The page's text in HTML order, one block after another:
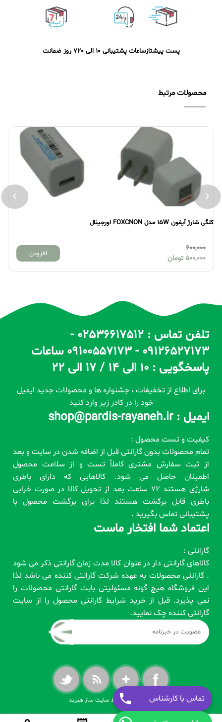
پست پیشتازساعات پشتیبانی 10 الی 20 7 روز ضمانت
محصولات مرتبط
کلگی شارژ آیفون 15W مدل FOXCNON اورجینال
600,000
500,000 تومان
افزودن
‹
›
تماس با کارشناس
تلفن تماس : 02536617512 -
09126527173 - 09100557173 ساعات
پاسخگویی : 10 الی 14 / 17 الی 22
برای اطلاع از تخفیفات ، جشنواره ها و محصولات جدید ایمیل
خود را در کادر زیر وارد کنید
ایمیل : shop@pardis-rayaneh.ir
کیفیت و تست محصول :
تمام محصولات بدون گارانتی قبل از اضافه شدن در سایت و بعد
از ثبت سفارش مشتری کاملاً تست و از سلامت محصول
اطمینان حاصل می شود. کالاهایی که دارای باطری
شارژی هستند 72 ساعت بعد از تحویل کالا در صورت خرابی
باطری قابل برگشت هستند لذا برای برگشت محصول با
پشتیبانی تماس بگیرید .
اعتماد شما افتخار ماست
گارانتی :
کالاهای گارانتی دار در عنوان کالا مدت زمان گارانتی ذکر می شود
. گارانتی محصولات به عهده شرکت گارانتی کننده می باشد لذا
این فروشگاه هیچ گونه مسئولیتی بابت گارانتی محصولات را
نمی پذیرد. قبل از خرید شرایط گارانتی محصول را از سایت
گارانتی کننده چک نمایید.
طراحی شده توسط سایت ساز هیربد